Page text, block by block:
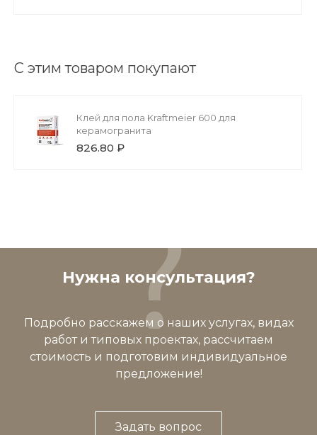
С этим товаром покупают
Клей для пола Kraftmeier 600 для
керамогранита
826.80 ₽
Нужна консультация?
Подробно расскажем о наших услугах, видах
работ и типовых проектах, рассчитаем
стоимость и подготовим индивидуальное
предложение!
Задать вопрос